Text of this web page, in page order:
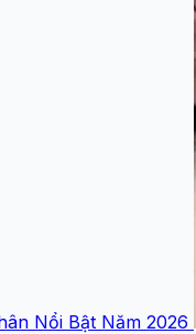
Nổi Bật Năm 2026